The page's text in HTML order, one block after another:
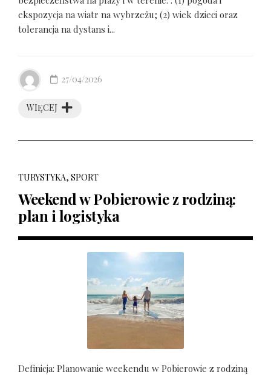
ekspozycja na wiatr na wybrzeżu; (2) wiek dzieci oraz
tolerancja na dystans i...
WIĘCEJ
27/04/2026
TURYSTYKA, SPORT
Weekend w Pobierowie z rodziną:
plan i logistyka
Definicja: Planowanie weekendu w Pobierowie z rodziną